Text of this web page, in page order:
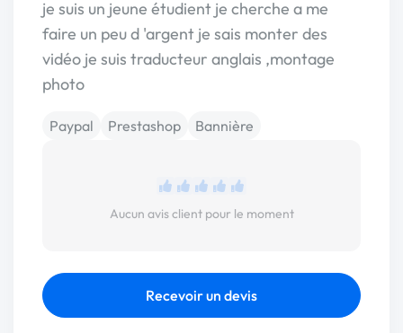
je suis un jeune étudient je cherche a me
faire un peu d 'argent je sais monter des
vidéo je suis traducteur anglais ,montage
photo
Paypal Prestashop Bannière
Aucun avis client pour le moment
Recevoir un devis